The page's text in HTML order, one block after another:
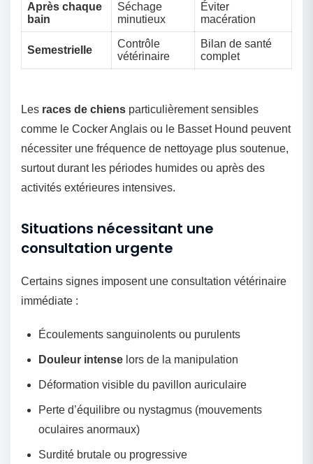
Après chaque
bain
Séchage
minutieux
Éviter
macération
Semestrielle
Contrôle
vétérinaire
Bilan de santé
complet
Les races de chiens particulièrement sensibles
comme le Cocker Anglais ou le Basset Hound peuvent
nécessiter une fréquence de nettoyage plus soutenue,
surtout durant les périodes humides ou après des
activités extérieures intensives.
Situations nécessitant une
consultation urgente
Certains signes imposent une consultation vétérinaire
immédiate :
Écoulements sanguinolents ou purulents
Douleur intense lors de la manipulation
Déformation visible du pavillon auriculaire
Perte d’équilibre ou nystagmus (mouvements
oculaires anormaux)
Surdité brutale ou progressive